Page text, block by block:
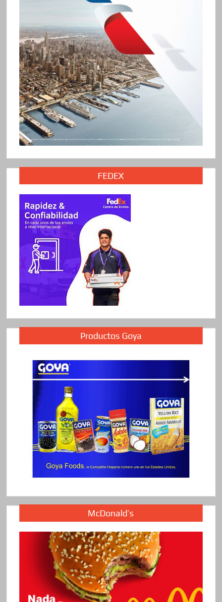
FEDEX
Productos Goya
McDonald’s